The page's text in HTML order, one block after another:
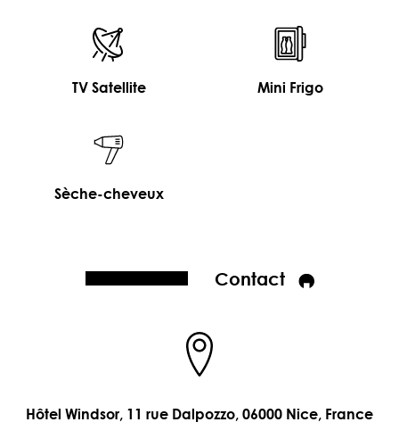
TV Satellite Mini Frigo
Sèche-cheveux
Contact
Hôtel Windsor, 11 rue Dalpozzo, 06000 Nice, France